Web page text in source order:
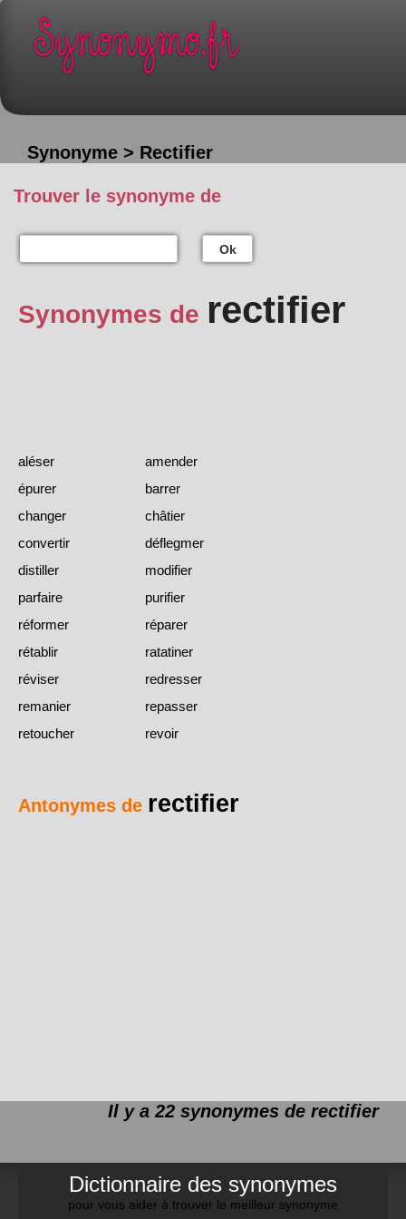
Synonyme > Rectifier
Trouver le synonyme de
Ok
Synonymes de rectifier
aléser
amender
épurer
barrer
changer
châtier
convertir
déflegmer
distiller
modifier
parfaire
purifier
réformer
réparer
rétablir
ratatiner
réviser
redresser
remanier
repasser
retoucher
revoir
Antonymes de rectifier
Il y a 22 synonymes de rectifier
Dictionnaire des synonymes
pour vous aider à trouver le meilleur synonyme